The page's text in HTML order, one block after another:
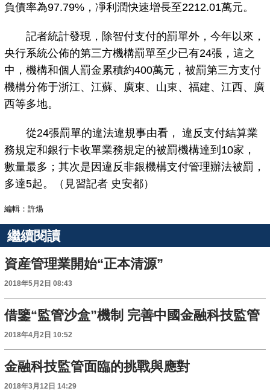
負債率為97.79%，凈利潤快速增長至2212.01萬元。
記者統計發現，除智付支付的罰單外，今年以來，
央行系統公佈的第三方機構罰單至少已有24張，這之
中，機構和個人罰金累積約400萬元，被罰第三方支付
機構分佈于浙江、江蘇、廣東、山東、福建、江西、廣
西等多地。
從24張罰單的違法違規事由看， 違反支付結算業
務規定和銀行卡收單業務規定的被罰機構達到10家，
數量最多；其次是因違反非銀機構支付管理辦法被罰，
多達5起。（見習記者 史安都）
編輯：許煬
繼續閱讀
資産管理業開始“正本清源”
2018年5月2日 08:43
借鑒“監管沙盒”機制 完善中國金融科技監管
2018年4月2日 10:52
金融科技監管面臨的挑戰與應對
2018年3月12日 14:29